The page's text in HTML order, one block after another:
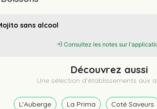
sans alcool
Consultez les notes sur
Découvrez aussi
Une sélection d'établissements aux
L'Auberge La Prima Coté Saveurs